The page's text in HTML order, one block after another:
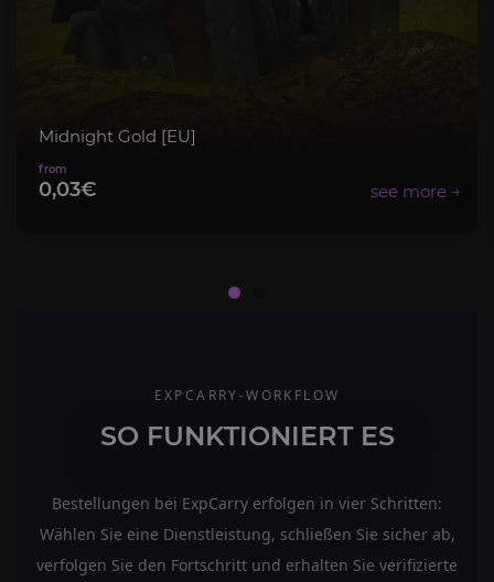
Midnight Gold [EU]
0,03€
EXPCARRY-WORKFLOW
SO FUNKTIONIERT ES
Bestellungen bei ExpCarry erfolgen in vier Schritten:
Wählen Sie eine Dienstleistung, schließen Sie sicher ab,
verfolgen Sie den Fortschritt und erhalten Sie verifizierte